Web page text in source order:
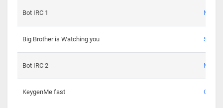
Bot IRC 1
Big Brother is Watching you
Bot IRC 2
KeygenMe fast Ge0